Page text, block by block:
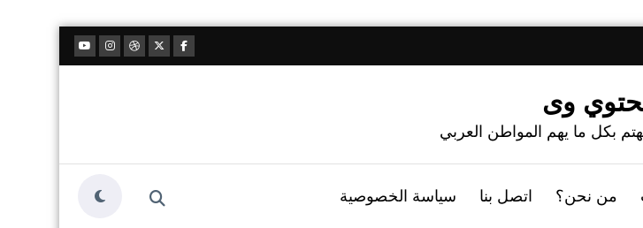
وى
بكل ما يهم المواطن العربي
من نحن؟ اتصل بنا سياسة الخصوصية